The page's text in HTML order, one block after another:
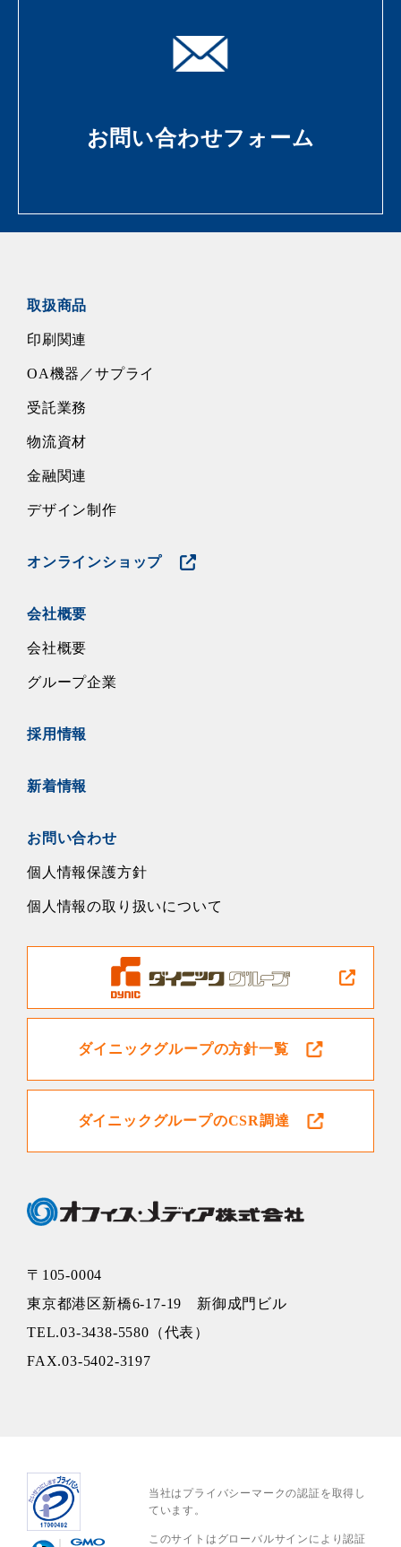
お問い合わせフォーム
取扱商品
印刷関連
OA機器／サプライ
受託業務
物流資材
金融関連
デザイン制作
オンラインショップ
会社概要
会社概要
グループ企業
採用情報
新着情報
お問い合わせ
個人情報保護方針
個人情報の取り扱いについて
ダイニックグループの方針一覧
ダイニックグループのCSR調達
〒105-0004
東京都港区新橋6-17-19 新御成門ビル
TEL.03-3438-5580（代表）
FAX.03-5402-3197
当社はプライバシーマークの認証を取得し
ています。
このサイトはグローバルサインにより認証